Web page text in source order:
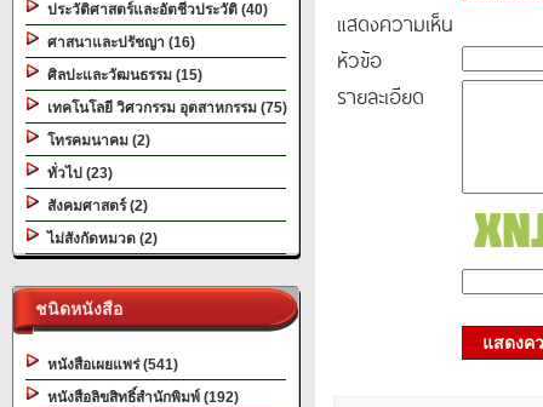
ประวัติศาสตร์และอัตชีวประวัติ (40)
ศาสนาและปรัชญา (16)
ศิลปะและวัฒนธรรม (15)
เทคโนโลยี วิศวกรรม อุตสาหกรรม (75)
โทรคมนาคม (2)
ทั่วไป (23)
สังคมศาสตร์ (2)
ไม่สังกัดหมวด (2)
ชนิดหนังสือ
หนังสือเผยแพร่ (541)
หนังสือลิขสิทธิ์สำนักพิมพ์ (192)
แสดงความเห็น
หัวข้อ
รายละเอียด
แสดงค